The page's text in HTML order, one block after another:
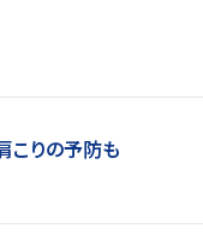
こりの予防も